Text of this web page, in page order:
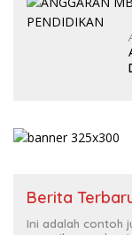
Berita
Ini adalah contoh